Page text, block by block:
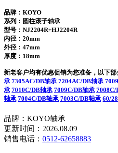
品牌：KOYO
系列：圆柱滚子轴承
型号： NJ2204R+HJ2204R
内径：20mm
外径：47mm
厚度：18mm
新老客户均有优惠促销为您准备，以下部
承 7305AC/DB轴承 7204AC/DB轴承
承 7010C/DB轴承 7009C/DB轴承 7008C/
轴承 7004C/DB轴承 7003C/DB轴承 60/
品牌：KOYO轴承
更新时间：2026.08.09
销售电话： 0512-62658883